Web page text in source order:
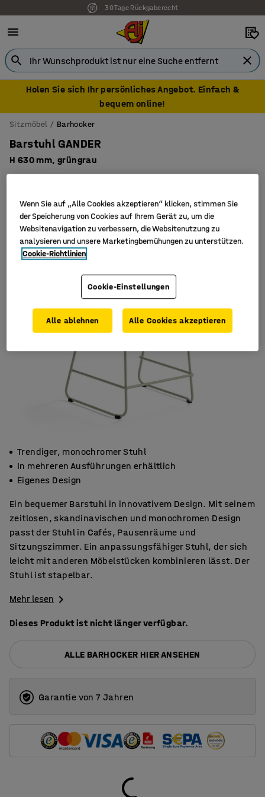
30 Tage Rückgaberecht
Holen Sie sich Ihr persönliches Angebot. Einfach &
bequem online!
Sitzmöbel Barhocker
Barstuhl GANDER
H 630 mm, grüngrau
Art. Nr.:103241
Trendiger, monochromer Stuhl
In mehreren Ausführungen erhältlich
Eigenes Design
Ein bequemer Barstuhl in innovativem Design. Mit seinem
zeitlosen, skandinavischen und monochromen Design
passt der Stuhl in Cafés, Pausenräume und
Sitzungszimmer. Ein anpassungsfähiger Stuhl, der sich
leicht mit anderen Möbelstücken kombinieren lässt. Der
Stuhl ist stapelbar.
Mehr lesen
Dieses Produkt ist nicht länger verfügbar.
ALLE BARHOCKER HIER ANSEHEN
Garantie von 7 Jahren
Wenn Sie auf „Alle Cookies akzeptieren“ klicken, stimmen Sie
der Speicherung von Cookies auf Ihrem Gerät zu, um die
Websitenavigation zu verbessern, die Websitenutzung zu
analysieren und unsere Marketingbemühungen zu unterstützen.
Cookie-Richtlinien
Cookie-Einstellungen
Alle ablehnen Alle Cookies akzeptieren